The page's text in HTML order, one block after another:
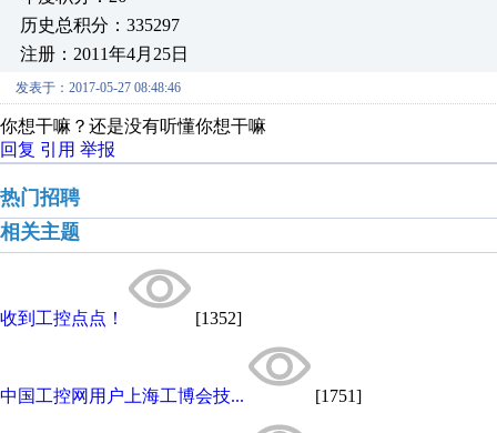
历史总积分：335297
注册：2011年4月25日
发表于：2017-05-27 08:48:46
你想干嘛？还是没有听懂你想干嘛
回复 引用 举报
热门招聘
相关主题
收到工控点点！ [1352]
中国工控网用户上海工博会技... [1751]